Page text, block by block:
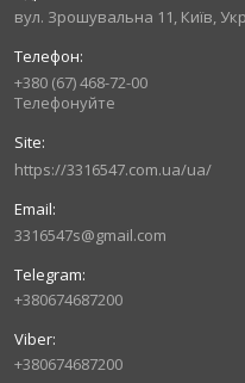
вул. Зрошувальна 11, Київ,
+380 (67) 468-72-00
Телефонуйте
https://3316547.com.ua/ua/
3316547s@gmail.com
+380674687200
+380674687200